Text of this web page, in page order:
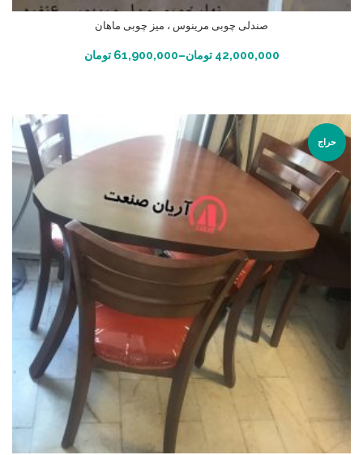
صندلی چوبی مرینوس ، میز چوبی ماهان
42,000,000 تومان–
61,900,000 تومان انتخاب گزینه ها
حراج